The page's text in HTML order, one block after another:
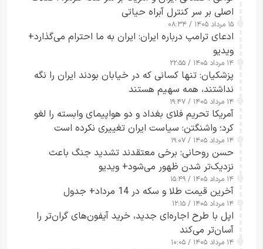
اصلی بر سر کنترل آبراه حیاتی
۱۵ مرداد ۱۴۰۵ / ۰۸:۳۴
ادعای ترامپ درباره ایران: ایران به ما احترام می‌گذارد+
ویدیو
۱۴ مرداد ۱۴۰۵ / ۲۲:۵۵
پزشکیان: تنها کسانی که در خیابان بودند ایران را نگه
نداشتند، همه سهیم هستند
۱۴ مرداد ۱۴۰۵ / ۱۹:۴۷
آمریکا تحریم فلای بغداد و دو هواپیمای وابسته را لغو
کرد؛ واشنگتن: سیاست ایران تغییری نکرده است
۱۴ مرداد ۱۴۰۵ / ۱۹:۰۷
حسن روحانی: برخی معتقدند تشدید جنگ باعث
نزدیک‌تر شدن ظهور می‌شود+ ویدیو
۱۴ مرداد ۱۴۰۵ / ۱۵:۴۹
آخرین قیمت طلا و سکه در 14 مرداد+ جدول
۱۴ مرداد ۱۴۰۵ / ۱۲:۱۵
اپل با طرح اجاره‌ای جدید، خرید آیفون‌های گران‌تر را
آسان‌تر می‌کند
۱۴ مرداد ۱۴۰۵ / ۱۰:۰۵